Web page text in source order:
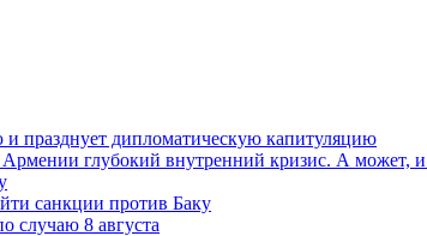
празднует дипломатическую капитуляцию
глубокий внутренний кризис. А может,
санкции против Баку
случаю 8 августа